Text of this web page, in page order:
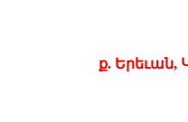
ք. Երեւան,